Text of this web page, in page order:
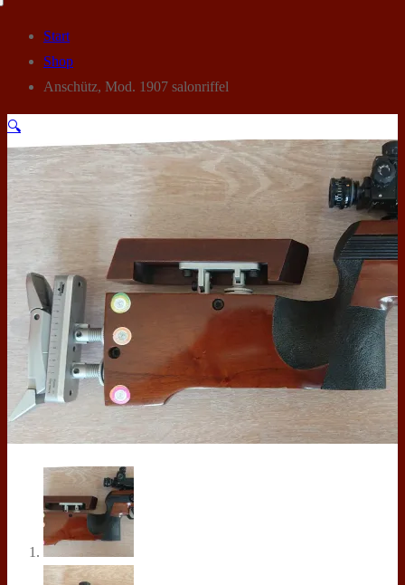
Start
Shop
Anschütz, Mod. 1907 salonriffel
🔍